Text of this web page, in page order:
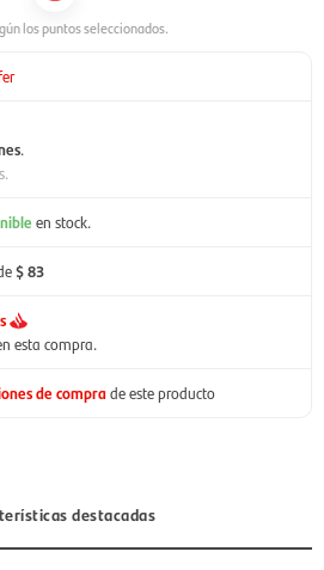
.
en stock.
$ 83
esta compra.
de comprade este producto
destacadas